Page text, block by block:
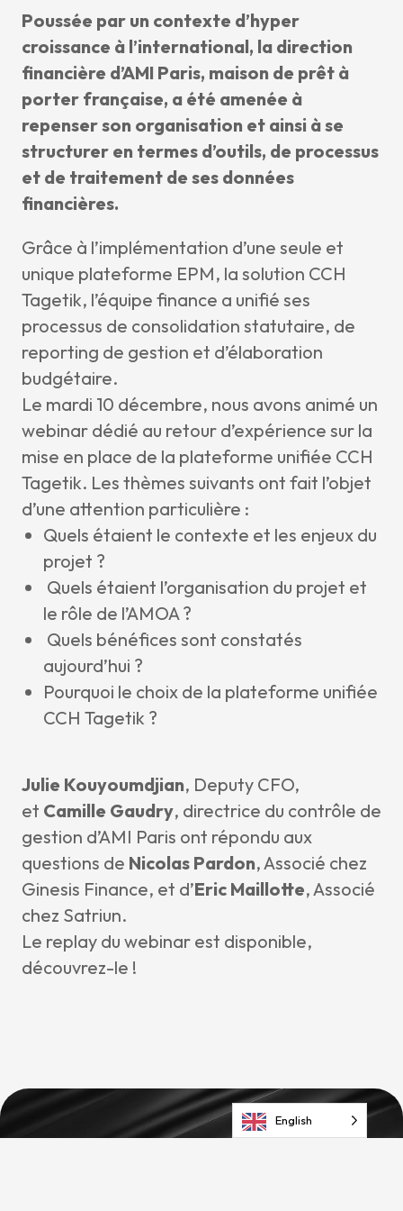
Event
Contact Us
Poussée par un contexte d’hyper
croissance à l’international, la direction
financière d’AMI Paris, maison de prêt à
porter française, a été amenée à
repenser son organisation et ainsi à se
structurer en termes d’outils, de processus
et de traitement de ses données
financières.
Grâce à l’implémentation d’une seule et
unique plateforme EPM, la solution CCH
Tagetik, l’équipe finance a unifié ses
processus de consolidation statutaire, de
reporting de gestion et d’élaboration
budgétaire.
Le mardi 10 décembre, nous avons animé un
webinar dédié au retour d’expérience sur la
mise en place de la plateforme unifiée CCH
Tagetik. Les thèmes suivants ont fait l’objet
d’une attention particulière :
Quels étaient le contexte et les enjeux du
projet ?
Quels étaient l’organisation du projet et
le rôle de l’AMOA ?
Quels bénéfices sont constatés
aujourd’hui ?
Pourquoi le choix de la plateforme unifiée
CCH Tagetik ?
Julie Kouyoumdjian, Deputy CFO,
et Camille Gaudry, directrice du contrôle de
gestion d’AMI Paris ont répondu aux
questions de Nicolas Pardon, Associé chez
Ginesis Finance, et d’Eric Maillotte, Associé
chez Satriun.
Le replay du webinar est disponible,
découvrez-le !
English